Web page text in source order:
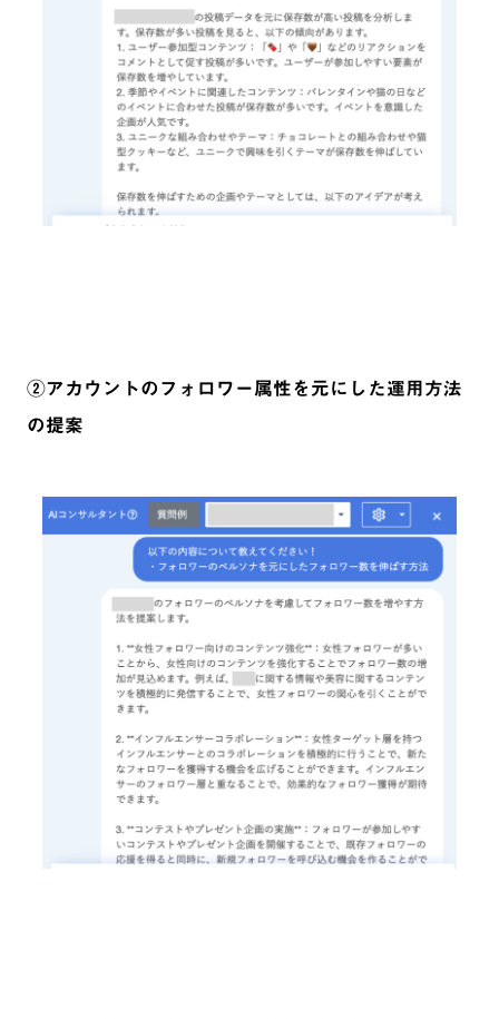
②アカウントのフォロワー属性を元にした運用方法
の提案